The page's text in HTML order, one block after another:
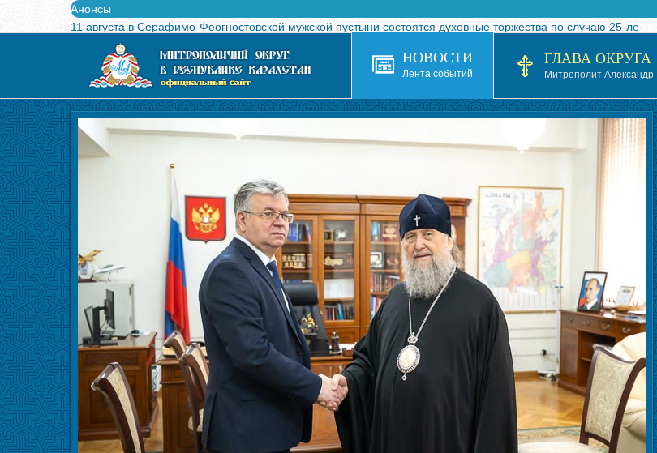
Анонсы
11 августа в Серафимо-Феогностовской мужской пустыни состоятся духовные торжества по случаю 25-ле
Выпущен в свет буклет о проведении Международного турнира по волейболу, посвященного 25-летию обр
Вышел в свет новый номер журнала «Свет Православия в Казахстане»
Вышла в свет монография «Управляющие Алма-Атинской епархией Русской Православной Церкви в 1927–19
Алма-Атинская духовная семинария объявляет прием документов на 2026-2027 учебный год
НОВОСТИ
Лента событий
ГЛАВА ОКРУГА
Митрополит Александр